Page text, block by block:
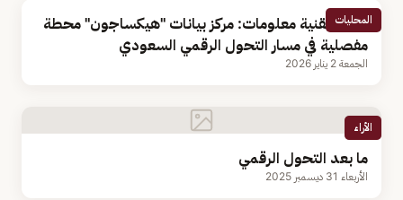
المحليات
أستاذ تقنية معلومات: مركز بيانات "هيكساجون" محطة
مفصلية في مسار التحول الرقمي السعودي
الجمعة 2 يناير 2026
الأراء
ما بعد التحول الرقمي
الأربعاء 31 ديسمبر 2025